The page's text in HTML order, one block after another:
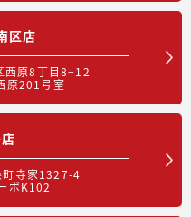
区店
西原8丁目8−12
原201号室
町寺家1327-4
ポK102